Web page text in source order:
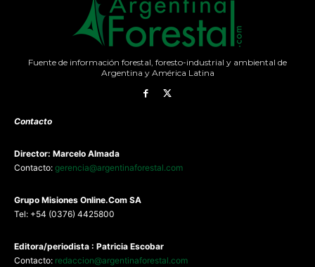
Fuente de información forestal, foresto-industrial y ambiental de
Argentina y América Latina
Contacto
Director: Marcelo Almada
Contacto: gerencia@argentinaforestal.com
Grupo Misiones Online.Com SA
Tel: +54 (0376) 4425800
Editora/periodista : Patricia Escobar
Contacto: redaccion@argentinaforestal.com